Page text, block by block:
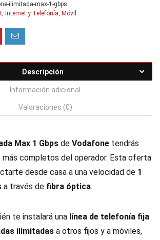
ilimitada-max-1-gbps
, Internet y Telefonía, Móvil
Descripción
Información adicional
Valoraciones (0)
Max 1 Gbps de Vodafone tendrás
más completos del operador. Esta oferta
desde casa a una velocidad de 1
a través de fibra óptica.
te instalará una línea de telefonía fija
ilimitadas a otros fijos y a móviles,